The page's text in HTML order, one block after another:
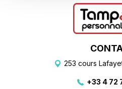
253 cours
+33 4 72